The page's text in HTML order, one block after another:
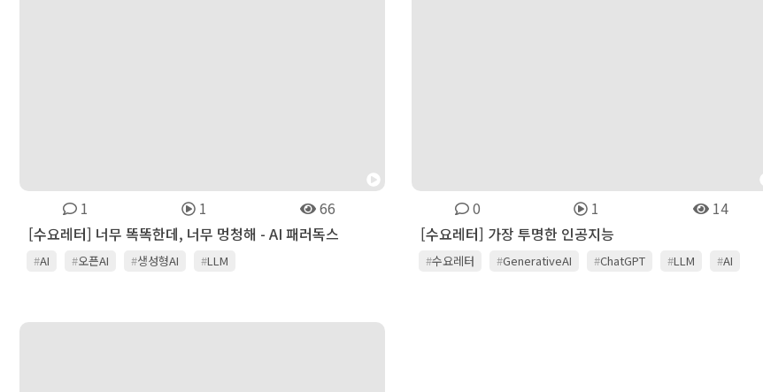
1 1
66
[수요레터] 너무 똑똑한데, 너무 멍청해 - AI 패러독스
#AI #오픈AI #생성형AI #LLM
0 1
14
[수요레터] 가장 투명한 인공지능
#수요레터 #GenerativeAI #ChatGPT #LLM #AI